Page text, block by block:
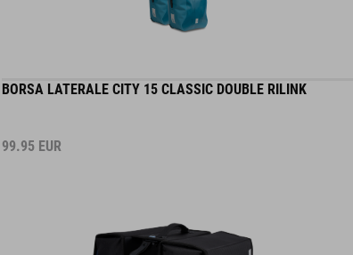
BORSA LATERALE CITY 15 CLASSIC DOUBLE RILINK
99.95 EUR